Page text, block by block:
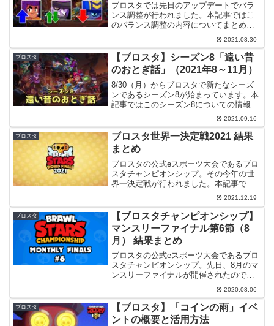
ブロスタでは先日のアップデートでバラ
ンス調整が行われました。本記事ではこ
のバランス調整の内容についてまとめて
みたいと思います。また、バランス調整
の基準について公式から詳しく発表され
ていたので記事の後半で触れたいと思い
ます。シーズン8に関する...
2021.08.30
ブロスタ
【ブロスタ】シーズン8「遠い昔
のおとぎ話」（2021年8～11月）
8/30（月）からブロスタで新たなシーズ
ンであるシーズン8が始まっています。本
記事ではこのシーズン8についての情報を
まとめたいと思います。シーズン8に関す
る記事は次のように分かれています。シ
ーズン情報バランス調整内容パワーリー
グ情報情報源今...
2021.09.16
ブロスタ
ブロスタ世界一決定戦2021 結果
まとめ
ブロスタの公式eスポーツ大会であるブロ
スタチャンピオンシップ。その今年の世
界一決定戦が行われました。本記事では
この世界一決定戦の結果をまとめたいと
思います。。日程・場所世界一決定戦
は、11/26(金)・27(土)・28(日)の3日間で
行われ...
2021.12.19
ブロスタ
【ブロスタチャンピオンシップ】
マンスリーファイナル第6節（8
月） 結果まとめ
ブロスタの公式eスポーツ大会であるブロ
スタチャンピオンシップ。先日、8月のマ
ンスリーファイナルが開催されたのでそ
の結果をまとめてみます。はじめにブロ
スタチャンピオンシップ全体の流れなど
を確認したい場合は下記記事をご参照く
ださい。今回は、簡単...
2020.08.06
ブロスタ
【ブロスタ】「コインの雨」イベ
ントの概要と活用方法